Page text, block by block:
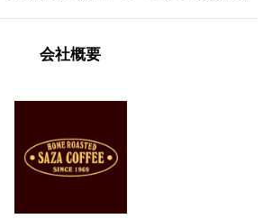
会社概要